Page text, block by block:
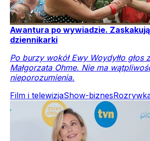
"Odrażająca kreatura". Aktorka
milczeć
Agnieszka Fitkau-Perepeczko
internetowej hejterce, która nazwała
kreaturą".
Show-biznesGwiazdy Rozrywka